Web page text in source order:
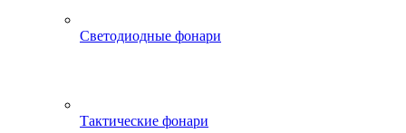
Светодиодные фонари
Тактические фонари